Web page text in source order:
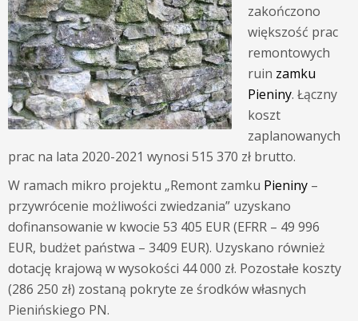
zakończono
większość prac
remontowych
ruin zamku
Pieniny. Łączny
koszt
zaplanowanych
prac na lata 2020-2021 wynosi 515 370 zł brutto.
W ramach mikro projektu „Remont zamku Pieniny –
przywrócenie możliwości zwiedzania” uzyskano
dofinansowanie w kwocie 53 405 EUR (EFRR – 49 996
EUR, budżet państwa – 3409 EUR). Uzyskano również
dotację krajową w wysokości 44 000 zł. Pozostałe koszty
(286 250 zł) zostaną pokryte ze środków własnych
Pienińskiego PN.